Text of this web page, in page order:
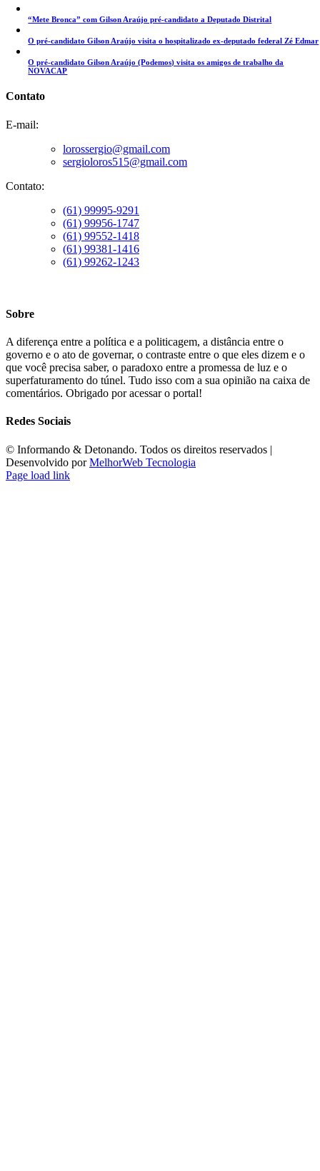
“Mete Bronca” com Gilson Araújo pré-candidato a Deputado Distrital
O pré-candidato Gilson Araújo visita o hospitalizado ex-deputado federal Zé Edmar
O pré-candidato Gilson Araújo (Podemos) visita os amigos de trabalho da
NOVACAP
Contato
E-mail:
lorossergio@gmail.com
sergioloros515@gmail.com
Contato:
(61) 99995-9291
(61) 99956-1747
(61) 99552-1418
(61) 99381-1416
(61) 99262-1243
Sobre
A diferença entre a política e a politicagem, a distância entre o
governo e o ato de governar, o contraste entre o que eles dizem e o
que você precisa saber, o paradoxo entre a promessa de luz e o
superfaturamento do túnel. Tudo isso com a sua opinião na caixa de
comentários. Obrigado por acessar o portal!
Redes Sociais
©️ Informando & Detonando. Todos os direitos reservados |
Desenvolvido porMelhorWeb Tecnologia
Page load link